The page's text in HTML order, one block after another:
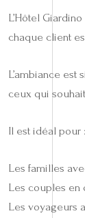
L’Hôtel
chaque client
L’ambiance
ceux qui
Il est idéal pour :
Les familles
Les couples en
Les voyageurs